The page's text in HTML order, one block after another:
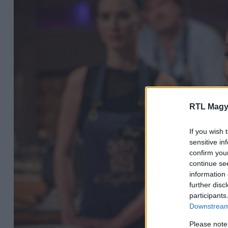
RTL
If you wish
sensitive
confirm
continue
information
further
Please